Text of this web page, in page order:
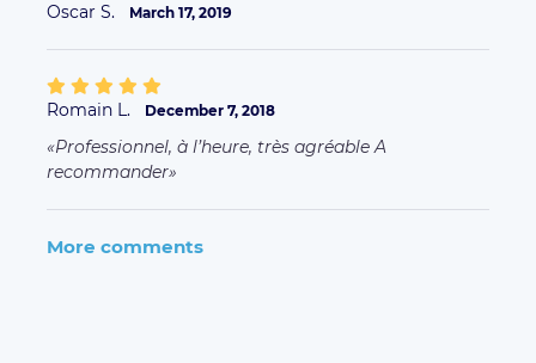
Oscar S. March 17, 2019
Romain L. December 7, 2018
Professionnel, à l’heure, très agréable A
recommander
More comments